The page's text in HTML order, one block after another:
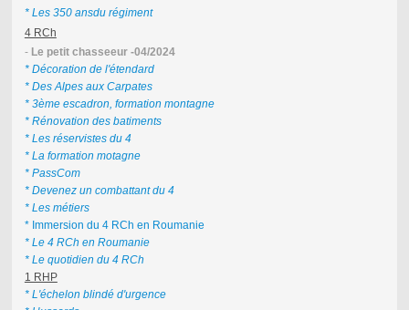
* Les 350 ansdu régiment
4 RCh
- Le petit chasseeur -04/2024
* Décoration de l'étendard
* Des Alpes aux Carpates
* 3ème escadron, formation montagne
* Rénovation des batiments
* Les réservistes du 4
* La formation motagne
* PassCom
* Devenez un combattant du 4
* Les métiers
* Immersion du 4 RCh en Roumanie
* Le 4 RCh en Roumanie
* Le quotidien du 4 RCh
1 RHP
* L'échelon blindé d'urgence